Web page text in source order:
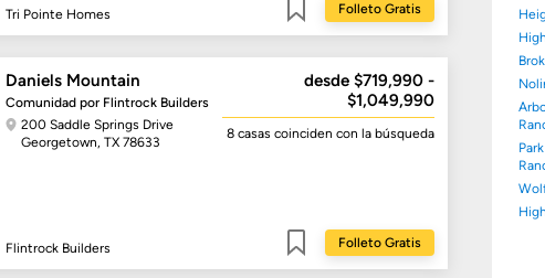
Tri Pointe Homes Folleto Gratis
Daniels Mountain
Comunidad por Flintrock Builders
200 Saddle Springs Drive
Georgetown, TX 78633
Flintrock Builders
desde $719,990 -
$1,049,990
8 casascoinciden con la búsqueda
Folleto Gratis